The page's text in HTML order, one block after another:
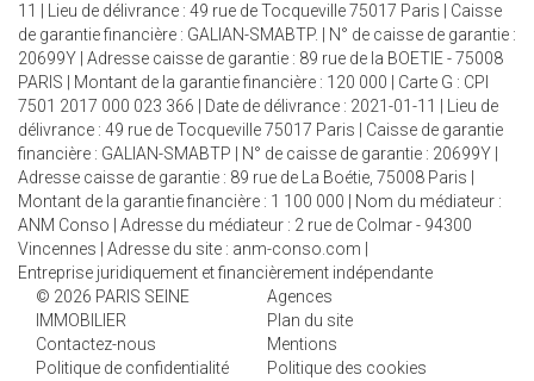
11 | Lieu de délivrance : 49 rue de Tocqueville 75017 Paris | Caisse
de garantie financière : GALIAN-SMABTP. | N° de caisse de garantie :
20699Y | Adresse caisse de garantie : 89 rue de la BOETIE - 75008
PARIS | Montant de la garantie financière : 120 000 | Carte G : CPI
7501 2017 000 023 366 | Date de délivrance : 2021-01-11 | Lieu de
délivrance : 49 rue de Tocqueville 75017 Paris | Caisse de garantie
financière : GALIAN-SMABTP | N° de caisse de garantie : 20699Y |
Adresse caisse de garantie : 89 rue de La Boétie, 75008 Paris |
Montant de la garantie financière : 1 100 000 | Nom du médiateur :
ANM Conso | Adresse du médiateur : 2 rue de Colmar - 94300
Vincennes | Adresse du site : anm-conso.com
Entreprise juridiquement et financièrement indépendante
© 2026 PARIS SEINE
IMMOBILIER
Agences
Plan du site
Contactez-nous
Mentions
Politique de confidentialité
Politique des cookies